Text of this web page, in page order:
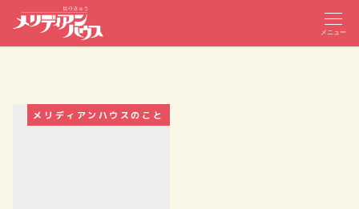
メニュー
メリディアンハウスのこと